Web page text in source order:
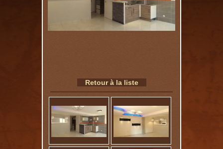
Retour à la liste